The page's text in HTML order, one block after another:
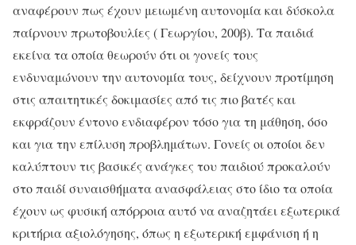
αναφέρουν πως έχουν μειωμένη αυτονομία και δύσκολα
παίρνουν πρωτοβουλίες ( Γεωργίου, 200β). Τα παιδιά
εκείνα τα οποία θεωρούν ότι οι γονείς τους
ενδυναμώνουν την αυτονομία τους, δείχνουν προτίμηση
στις απαιτητικές δοκιμασίες από τις πιο βατές και
εκφράζουν έντονο ενδιαφέρον τόσο για τη μάθηση, όσο
και για την επίλυση προβλημάτων. Γονείς οι οποίοι δεν
καλύπτουν τις βασικές ανάγκες του παιδιού προκαλούν
στο παιδί συναισθήματα ανασφάλειας στο ίδιο τα οποία
έχουν ως φυσική απόρροια αυτό να αναζητάει εξωτερικά
κριτήρια αξιολόγησης, όπως η εξωτερική εμφάνιση ή η